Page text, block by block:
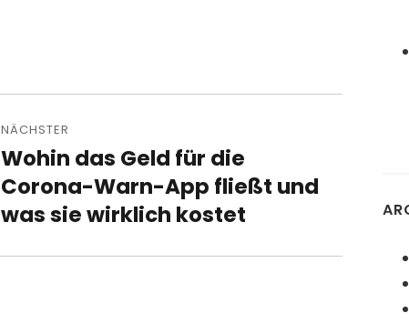
NÄCHSTER
Nächster
Beitrag:
Wohin das Geld für die
Corona-Warn-App fließt und
was sie wirklich kostet